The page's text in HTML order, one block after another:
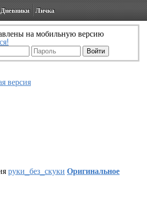
Дневники Личка
на мобильную версию
версия
руки_без_скуки Оригинальное